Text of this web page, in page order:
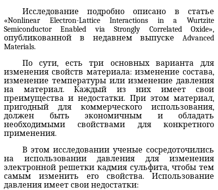
Исследование подробно описано в статье
«Nonlinear Electron-Lattice Interactions in a
Wurtzite
Semiconductor
Enabled via Strongly Correlated Oxide»,
опубликованной в недавнем выпуске Advanced
Materials.
По сути, есть три основных варианта для
изменения свойств материала: изменение состава,
изменение температуры или изменение давления
на материал. Каждый из них имеет свои
преимущества и недостатки. При этом материал,
пригодный для коммерческого использования,
должен быть экономичным и обладать
необходимыми свойствами для конкретного
применения.
В этом исследовании ученые сосредоточились
на использовании давления для изменения
электронной решетки кадмия сульфита, чтобы тем
самым изменить его свойства. Использование
давления имеет свои недостатки: